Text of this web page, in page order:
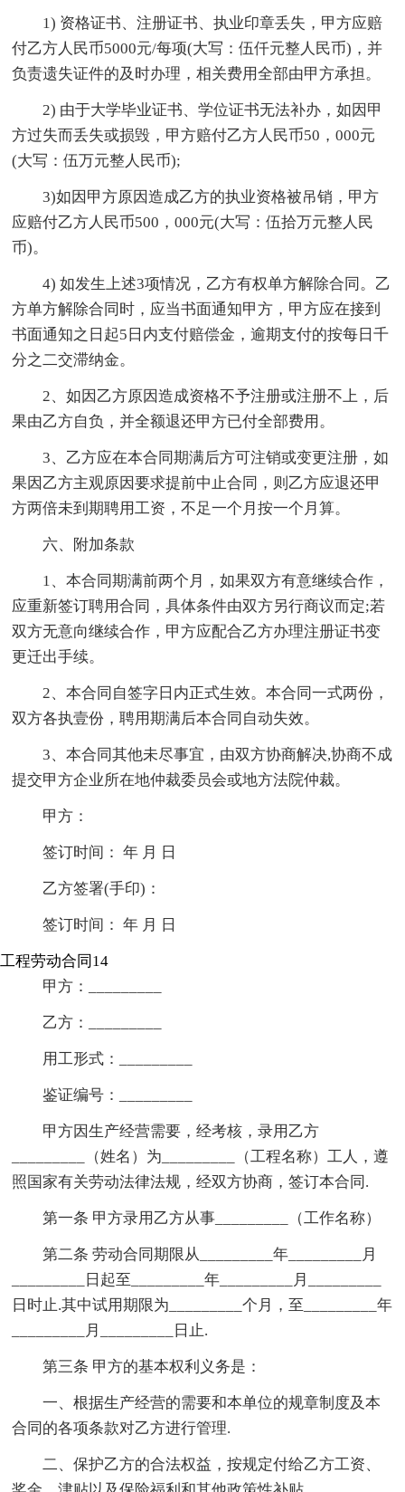
1) 资格证书、注册证书、执业印章丢失，甲方应赔
付乙方人民币5000元/每项(大写：伍仟元整人民币)，并
负责遗失证件的及时办理，相关费用全部由甲方承担。
2) 由于大学毕业证书、学位证书无法补办，如因甲
方过失而丢失或损毁，甲方赔付乙方人民币50，000元
(大写：伍万元整人民币);
3)如因甲方原因造成乙方的执业资格被吊销，甲方
应赔付乙方人民币500，000元(大写：伍拾万元整人民
币)。
4) 如发生上述3项情况，乙方有权单方解除合同。乙
方单方解除合同时，应当书面通知甲方，甲方应在接到
书面通知之日起5日内支付赔偿金，逾期支付的按每日千
分之二交滞纳金。
2、如因乙方原因造成资格不予注册或注册不上，后
果由乙方自负，并全额退还甲方已付全部费用。
3、乙方应在本合同期满后方可注销或变更注册，如
果因乙方主观原因要求提前中止合同，则乙方应退还甲
方两倍未到期聘用工资，不足一个月按一个月算。
六、附加条款
1、本合同期满前两个月，如果双方有意继续合作，
应重新签订聘用合同，具体条件由双方另行商议而定;若
双方无意向继续合作，甲方应配合乙方办理注册证书变
更迁出手续。
2、本合同自签字日内正式生效。本合同一式两份，
双方各执壹份，聘用期满后本合同自动失效。
3、本合同其他未尽事宜，由双方协商解决,协商不成
提交甲方企业所在地仲裁委员会或地方法院仲裁。
甲方：
签订时间： 年 月 日
乙方签署(手印)：
签订时间： 年 月 日
工程劳动合同14
甲方：_________
乙方：_________
用工形式：_________
鉴证编号：_________
甲方因生产经营需要，经考核，录用乙方
_________（姓名）为_________（工程名称）工人，遵
照国家有关劳动法律法规，经双方协商，签订本合同.
第一条 甲方录用乙方从事_________（工作名称）
第二条 劳动合同期限从_________年_________月
_________日起至_________年_________月_________
日时止.其中试用期限为_________个月，至_________年
_________月_________日止.
第三条 甲方的基本权利义务是：
一、根据生产经营的需要和本单位的规章制度及本
合同的各项条款对乙方进行管理.
二、保护乙方的合法权益，按规定付给乙方工资、